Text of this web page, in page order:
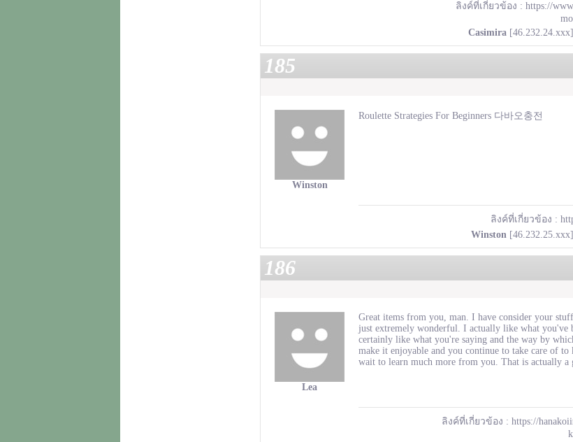
ลิงค์ที่เกี่ยวข้อง : https://
Casimira
185
Winston
Roulette Strategies For Beginners 다바오충전
ลิงค์ที่เกี่ยวข้อง :
Winston
186
Lea
Great items from you, man. I have consider your
just extremely wonderful. I actually like what you've
certainly like what you're saying and the way by
make it enjoyable and you continue to take care of to
wait to learn much more from you. That is actually a
ลิงค์ที่เกี่ยวข้อง : https://